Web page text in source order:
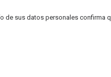
de sus datos personales confirma